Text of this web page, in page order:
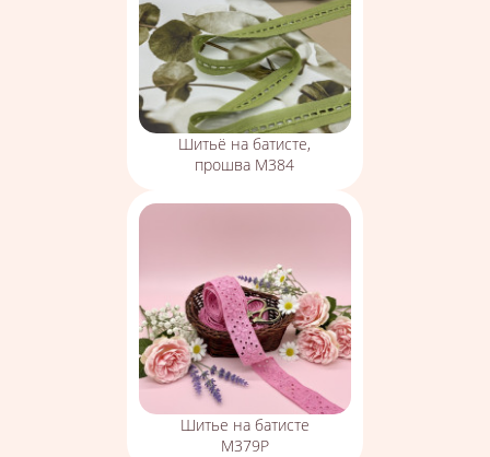
Шитьё на батисте,
прошва М384
Шитье на батисте
М379Р